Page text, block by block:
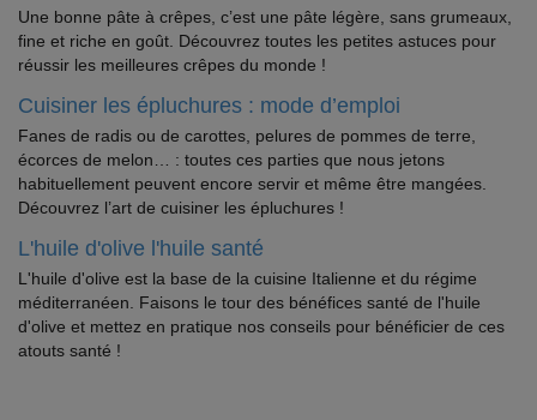
Une bonne pâte à crêpes, c’est une pâte légère, sans grumeaux,
fine et riche en goût. Découvrez toutes les petites astuces pour
réussir les meilleures crêpes du monde !
Cuisiner les épluchures : mode d’emploi
Fanes de radis ou de carottes, pelures de pommes de terre,
écorces de melon… : toutes ces parties que nous jetons
habituellement peuvent encore servir et même être mangées.
Découvrez l’art de cuisiner les épluchures !
L'huile d'olive l'huile santé
L'huile d'olive est la base de la cuisine Italienne et du régime
méditerranéen. Faisons le tour des bénéfices santé de l'huile
d'olive et mettez en pratique nos conseils pour bénéficier de ces
atouts santé !